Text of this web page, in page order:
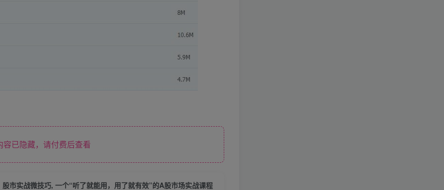
容已隐藏，请付费后查看
股市实战微技巧, 一个“听了就能用，用了就有效”的A股市场实战课程